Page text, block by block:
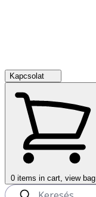
Kapcsolat
0 items in cart, view bag